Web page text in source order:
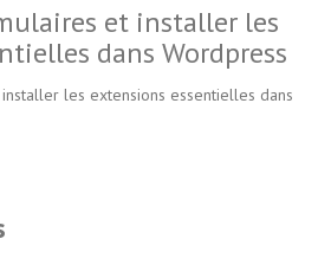
et installer les
dans Wordpress
les extensions essentielles dans